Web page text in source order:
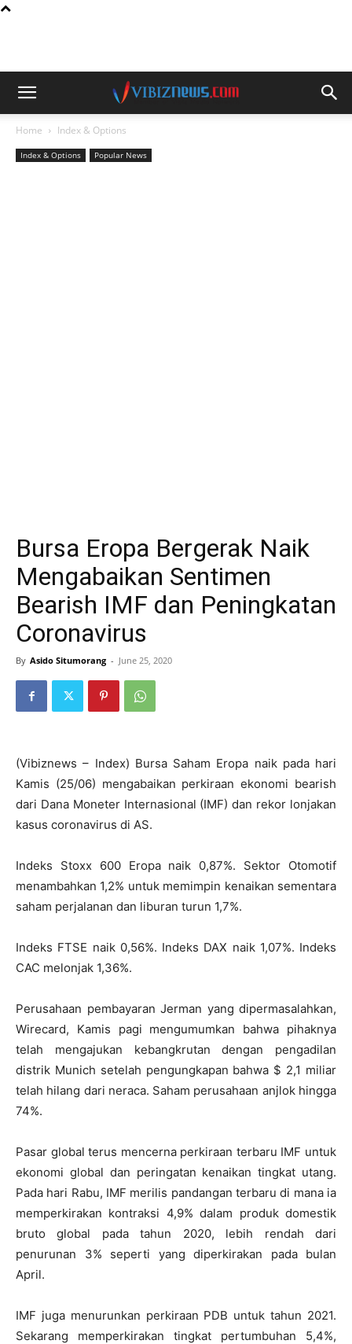
Home Index & Options
Index & Options Popular News
Bursa Eropa Bergerak Naik
Mengabaikan Sentimen
Bearish IMF dan Peningkatan
Coronavirus
By Asido Situmorang - June 25, 2020
(Vibiznews – Index) Bursa Saham Eropa naik pada hari
Kamis (25/06) mengabaikan perkiraan ekonomi bearish
dari Dana Moneter Internasional (IMF) dan rekor lonjakan
kasus coronavirus di AS.
Indeks Stoxx 600 Eropa naik 0,87%. Sektor Otomotif
menambahkan 1,2% untuk memimpin kenaikan sementara
saham perjalanan dan liburan turun 1,7%.
Indeks FTSE naik 0,56%. Indeks DAX naik 1,07%. Indeks
CAC melonjak 1,36%.
Perusahaan pembayaran Jerman yang dipermasalahkan,
Wirecard, Kamis pagi mengumumkan bahwa pihaknya
telah mengajukan kebangkrutan dengan pengadilan
distrik Munich setelah pengungkapan bahwa $ 2,1 miliar
telah hilang dari neraca. Saham perusahaan anjlok hingga
74%.
Pasar global terus mencerna perkiraan terbaru IMF untuk
ekonomi global dan peringatan kenaikan tingkat utang.
Pada hari Rabu, IMF merilis pandangan terbaru di mana ia
memperkirakan kontraksi 4,9% dalam produk domestik
bruto global pada tahun 2020, lebih rendah dari
penurunan 3% seperti yang diperkirakan pada bulan
April.
IMF juga menurunkan perkiraan PDB untuk tahun 2021.
Sekarang memperkirakan tingkat pertumbuhan 5,4%,